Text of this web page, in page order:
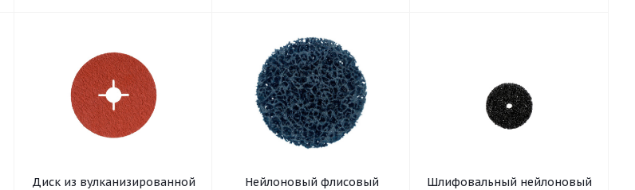
Диск из вулканизированной
Нейлоновый флисовый
Шлифовальный нейлоновый